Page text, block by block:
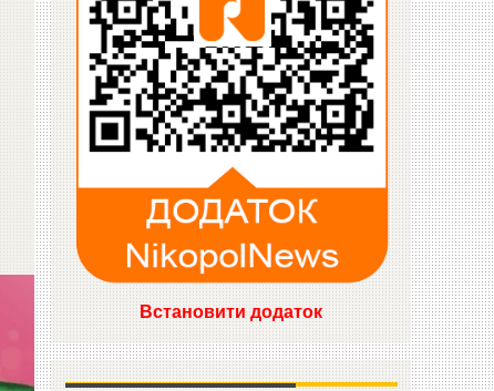
Встановити додаток